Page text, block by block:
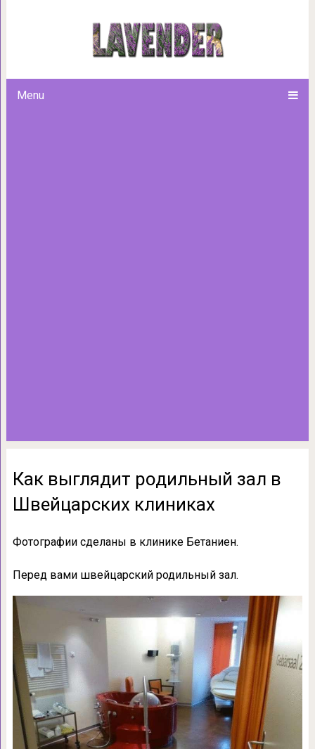
Menu
Как выглядит родильный
Как выглядит родильный зал в
Швейцарских клиниках
Фотографии сделаны в клинике Бетаниен.
Перед вами швейцарский родильный зал.